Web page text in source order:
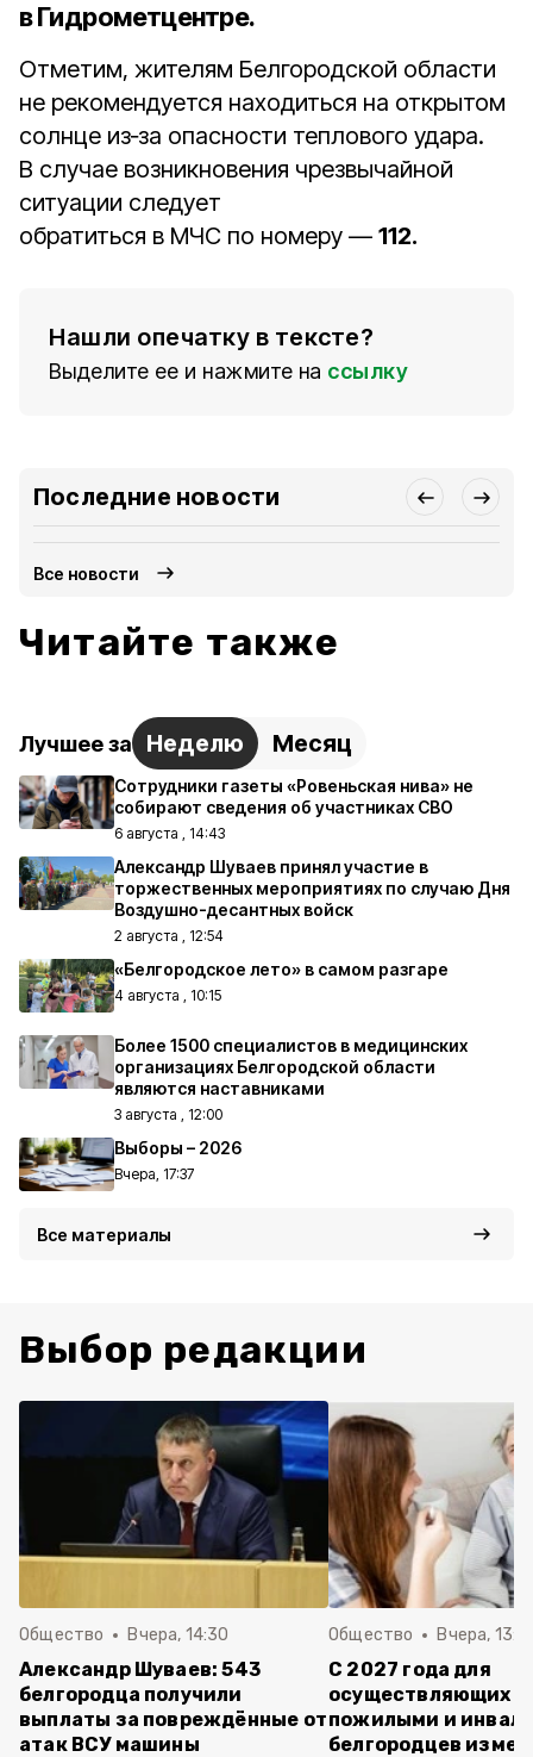
в Гидрометцентре.
Отметим, жителям Белгородской области
не рекомендуется находиться на открытом
солнце из‑за опасности теплового удара.
В случае возникновения чрезвычайной
ситуации следует
обратиться в МЧС по номеру — 112.
Нашли опечатку в тексте?
Выделите ее и нажмите на ссылку
Последние новости
Все новости
Читайте также
Лучшее за Неделю Месяц
Сотрудники газеты «Ровеньская нива» не
собирают сведения об участниках СВО
6 августа , 14:43
Александр Шуваев принял участие в
торжественных мероприятиях по случаю Дня
Воздушно-десантных войск
2 августа , 12:54
«Белгородское лето» в самом разгаре
4 августа , 10:15
Более 1500 специалистов в медицинских
организациях Белгородской области
являются наставниками
3 августа , 12:00
Выборы – 2026
Вчера, 17:37
Все материалы
Выбор редакции
Общество Вчера, 14:30
Александр Шуваев: 543
белгородца получили
выплаты за повреждённые от
атак ВСУ машины
Общество Вчера,
С 2027 года для
осуществляющих
пожилыми и
белгородцев